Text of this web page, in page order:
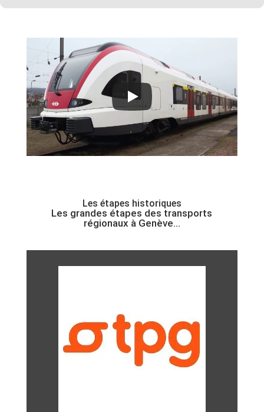
Les étapes historiques
Les grandes étapes des transports
régionaux à Genève…